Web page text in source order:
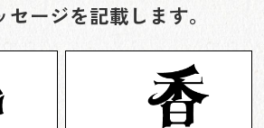
ージを記載します。